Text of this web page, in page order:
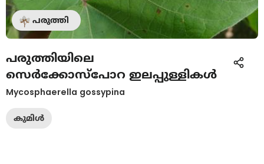
പരുത്തി
പരുത്തിയിലെ
സെർക്കോസ്പോറ ഇലപ്പുള്ളികൾ
Mycosphaerella gossypina
കുമിൾ